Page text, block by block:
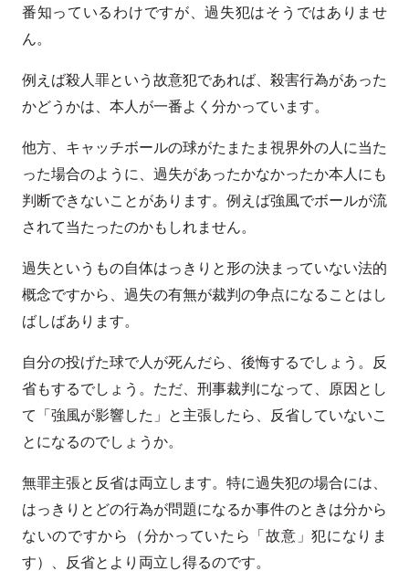
番知っているわけですが、過失犯はそうではありませ
ん。
例えば殺人罪という故意犯であれば、殺害行為があった
かどうかは、本人が一番よく分かっています。
他方、キャッチボールの球がたまたま視界外の人に当た
った場合のように、過失があったかなかったか本人にも
判断できないことがあります。例えば強風でボールが流
されて当たったのかもしれません。
過失というもの自体はっきりと形の決まっていない法的
概念ですから、過失の有無が裁判の争点になることはし
ばしばあります。
自分の投げた球で人が死んだら、後悔するでしょう。反
省もするでしょう。ただ、刑事裁判になって、原因とし
て「強風が影響した」と主張したら、反省していないこ
とになるのでしょうか。
無罪主張と反省は両立します。特に過失犯の場合には、
はっきりとどの行為が問題になるか事件のときは分から
ないのですから（分かっていたら「故意」犯になりま
す）、反省とより両立し得るのです。